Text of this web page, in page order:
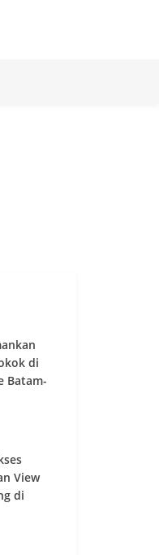
di
Batam-
View
di